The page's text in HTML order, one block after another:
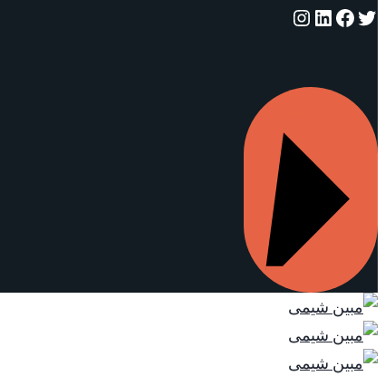
توییترفیس‌بوک
لینکداین
اینستاگرم
درخواست مشاوره